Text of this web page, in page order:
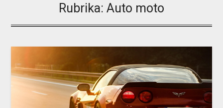
Rubrika: Auto moto